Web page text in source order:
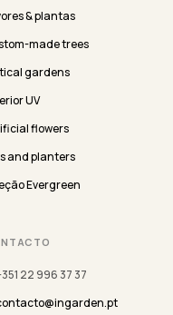
& plantas
made trees
gardens
UV
flowers
and planters
Evergreen
22 996 37 37